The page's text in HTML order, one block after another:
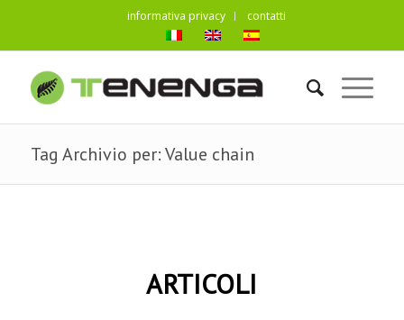
informativa privacy contatti
Tag Archivio per: Value chain
ARTICOLI